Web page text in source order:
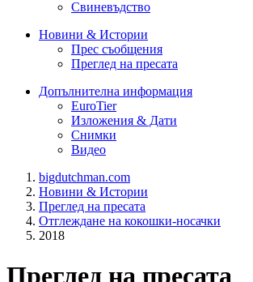
Свиневъдство
Новини & Истории
Прес съобщения
Преглед на пресата
Допълнителна информация
EuroTier
Изложения & Дати
Снимки
Видео
bigdutchman.com
Новини & Истории
Преглед на пресата
Отглеждане на кокошки-носачки
2018
Преглед на пресата